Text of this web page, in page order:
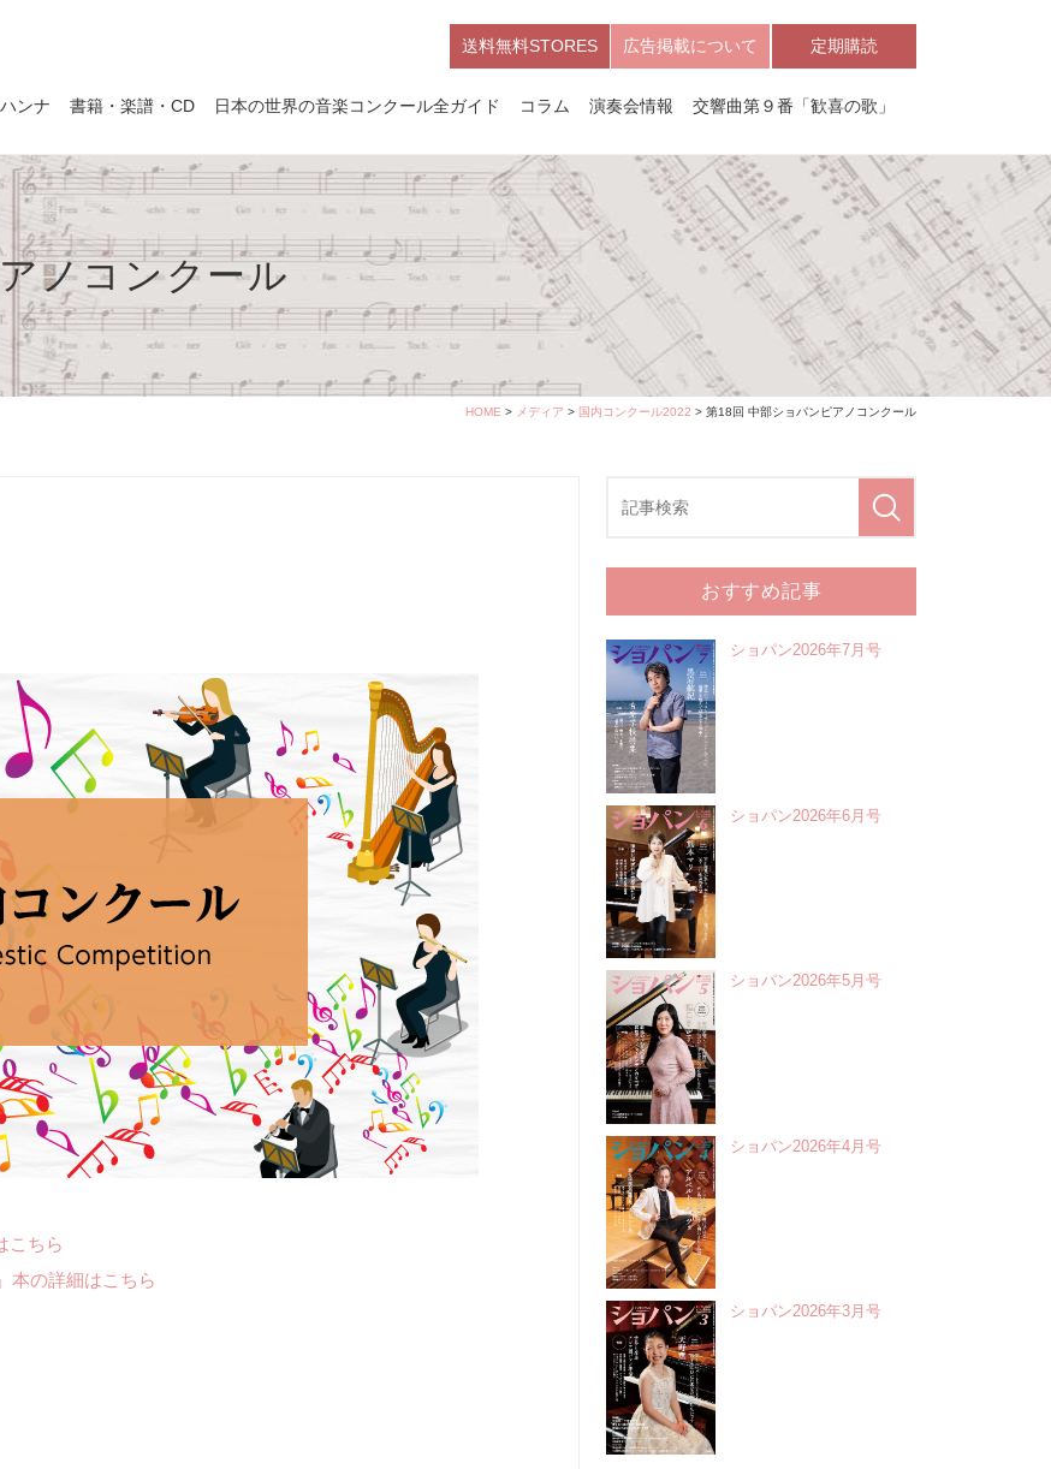
送料無料STORES 広告掲載について 定期購読
ンナ 書籍・楽譜・CD 日本の世界の音楽コンクール全ガイド コラム 演奏会情報 交響曲第９番「歓喜の歌」
ノコンクール
HOME > メディア > 国内コンクール2022 > 第18回 中部ショパンピアノコンクール
こちら
本の詳細はこちら
おすすめ記事
ショパン2026年7月号
ショパン2026年6月号
ショパン2026年5月号
ショパン2026年4月号
ショパン2026年3月号